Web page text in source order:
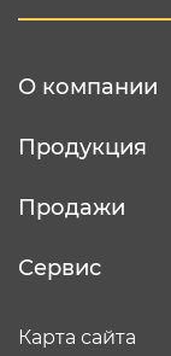
О компании
Продукция
Продажи
Сервис
Карта сайта